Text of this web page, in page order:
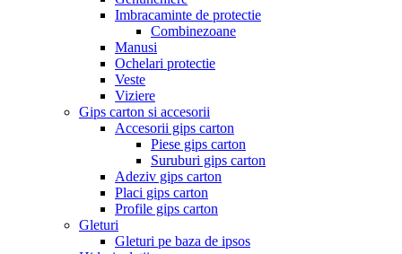
Imbracaminte de protectie
Combinezoane
Manusi
Ochelari protectie
Veste
Viziere
Gips carton si accesorii
Accesorii gips carton
Piese gips carton
Suruburi gips carton
Adeziv gips carton
Placi gips carton
Profile gips carton
Gleturi
Gleturi pe baza de ipsos